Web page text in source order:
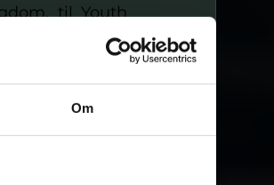
Om
til Youth